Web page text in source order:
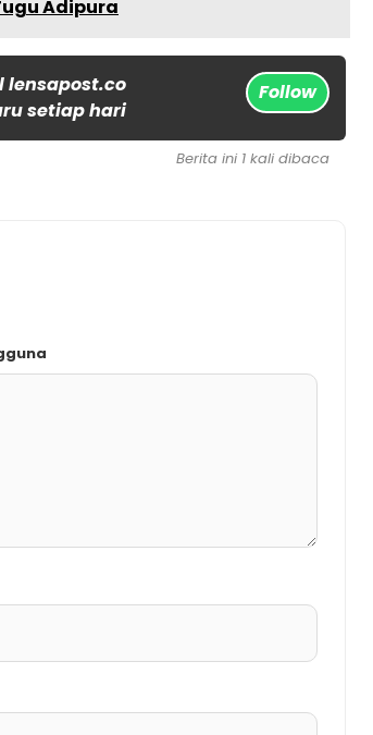
Adipura
lensapost.co
setiap hari
Follow
Berita ini 1 kali dibaca